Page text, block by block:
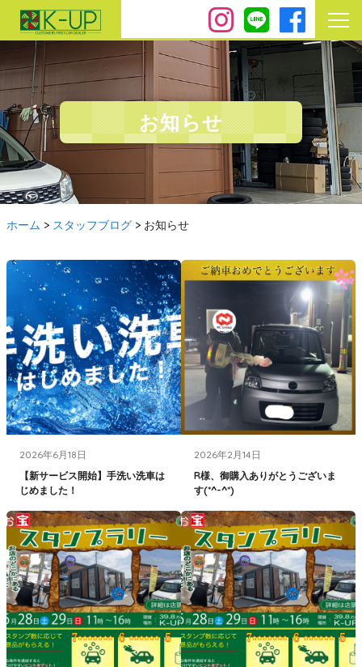
お知らせ
ホーム > スタッフブログ > お知らせ
2026年6月18日
【新サービス開始】手洗い洗車は
じめました！
2026年2月14日
R様、御購入ありがとうございま
す(*^-^*)